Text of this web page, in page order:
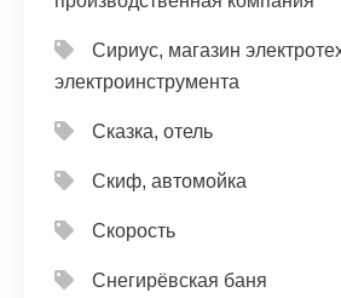
Сириус, магазин
электроинструмента
Сказка, отель
Скиф, автомойка
Скорость
Снегирёвская баня